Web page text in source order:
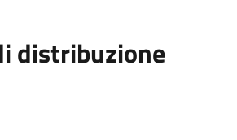
distribuzione